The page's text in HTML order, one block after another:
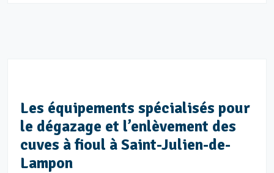
Les équipements spécialisés pour
le dégazage et l’enlèvement des
cuves à fioul à Saint-Julien-de-
Lampon